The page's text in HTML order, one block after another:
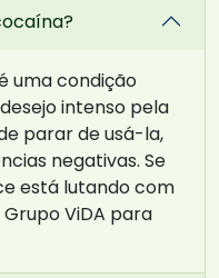
uma condição
intenso pela
parar de usá-la,
negativas. Se
está lutando com
ViDA para